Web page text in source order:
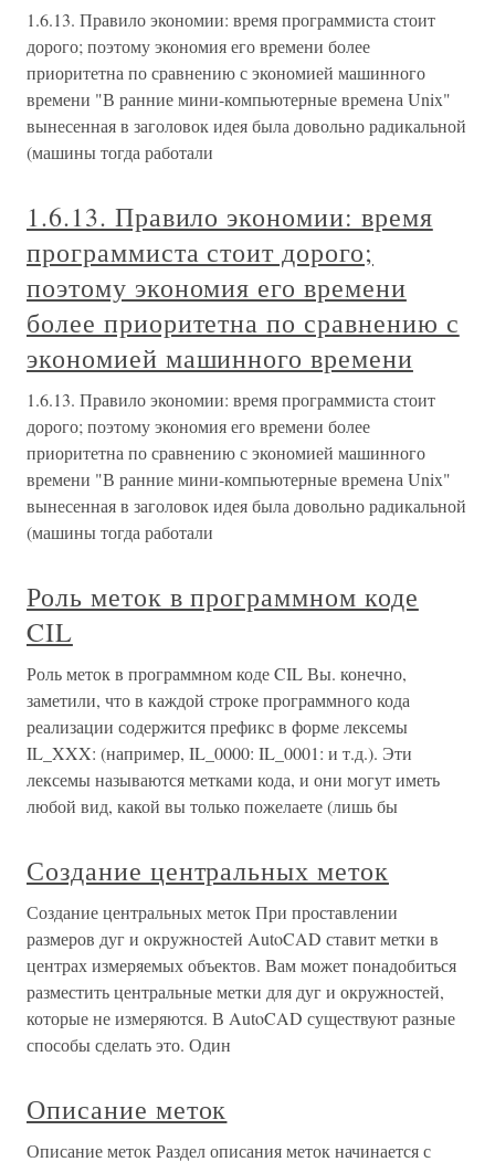
1.6.13. Правило экономии: время программиста стоит
дорого; поэтому экономия его времени более
приоритетна по сравнению с экономией машинного
времени "В ранние мини-компьютерные времена Unix"
вынесенная в заголовок идея была довольно радикальной
(машины тогда работали
1.6.13. Правило экономии: время
программиста стоит дорого;
поэтому экономия его времени
более приоритетна по сравнению с
экономией машинного времени
1.6.13. Правило экономии: время программиста стоит
дорого; поэтому экономия его времени более
приоритетна по сравнению с экономией машинного
времени "В ранние мини-компьютерные времена Unix"
вынесенная в заголовок идея была довольно радикальной
(машины тогда работали
Роль меток в программном коде
CIL
Роль меток в программном коде CIL Вы. конечно,
заметили, что в каждой строке программного кода
реализации содержится префикс в форме лексемы
IL_XXX: (например, IL_0000: IL_0001: и т.д.). Эти
лексемы называются метками кода, и они могут иметь
любой вид, какой вы только пожелаете (лишь бы
Создание центральных меток
Создание центральных меток При проставлении
размеров дуг и окружностей AutoCAD ставит метки в
центрах измеряемых объектов. Вам может понадобиться
разместить центральные метки для дуг и окружностей,
которые не измеряются. В AutoCAD существуют разные
способы сделать это. Один
Описание меток
Описание меток Раздел описания меток начинается с